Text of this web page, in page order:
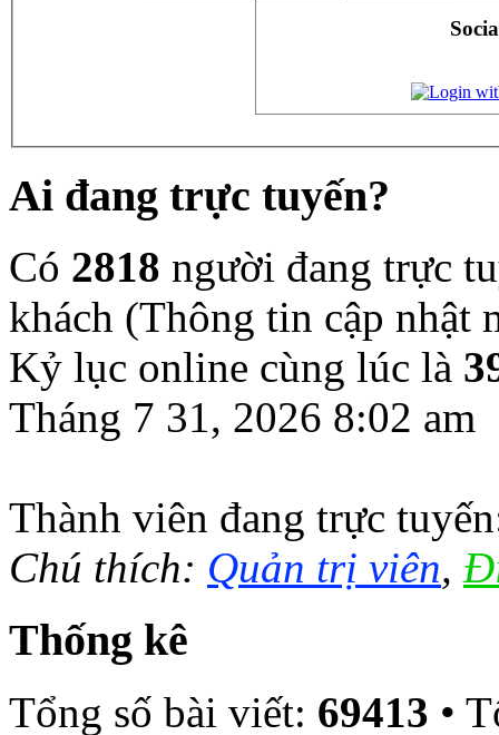
Ai đang trực tuyến?
Có 2818 người đang trực
khách (Thông tin cập nhật
Kỷ lục online cùng lúc là
Tháng 7 31, 2026 8:02 am
Thành viên đang trực
Chú thích: Quản trị viên,
Thống kê
Tổng số bài viết: 69413 •